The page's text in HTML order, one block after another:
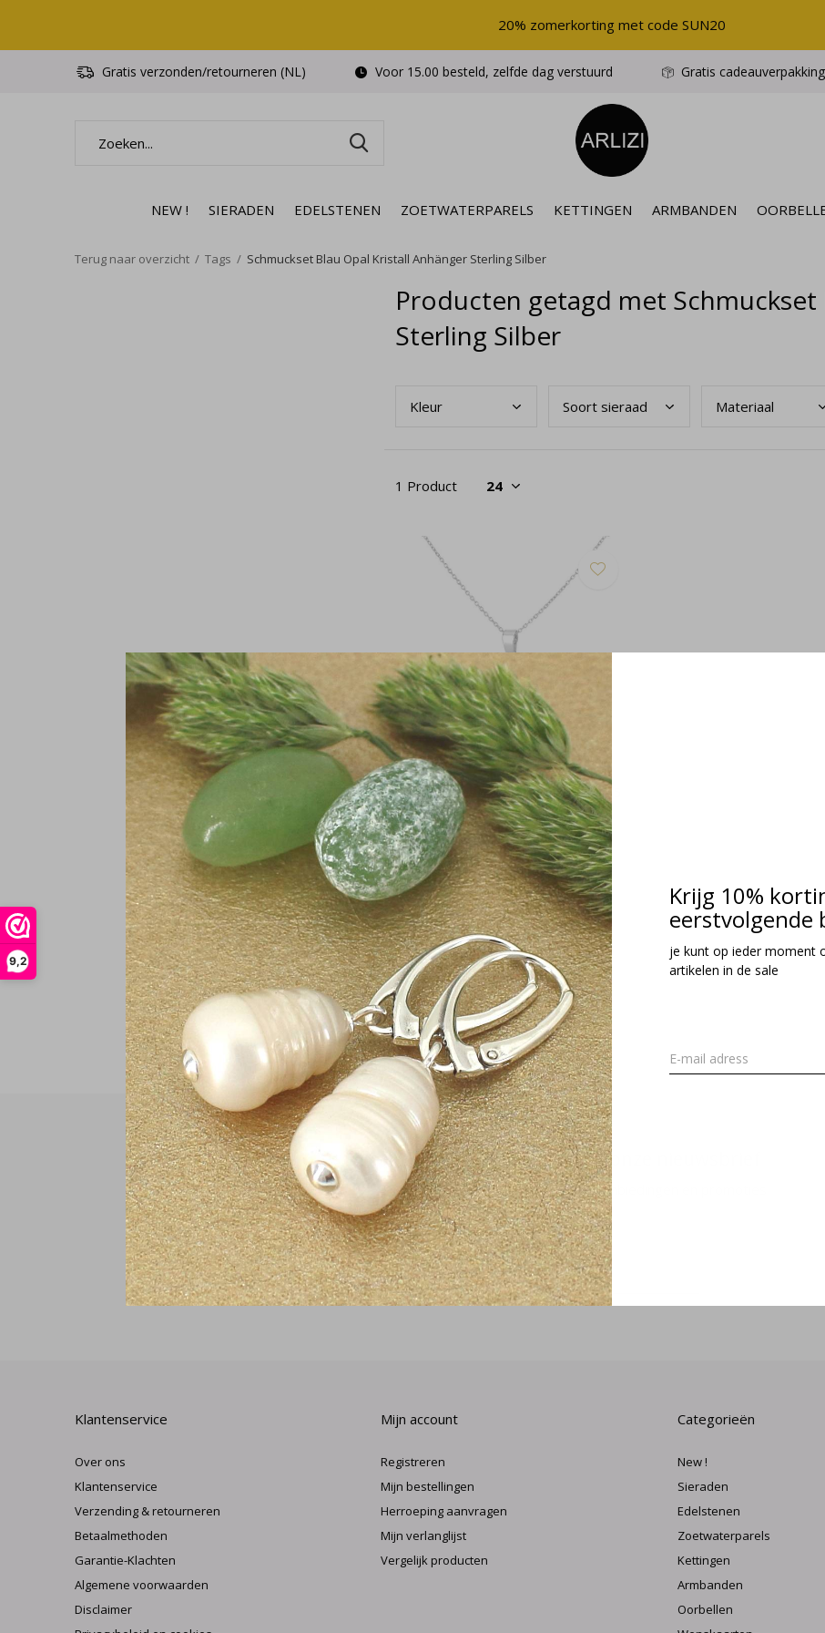
9,2
Krijg 10%
eerstvolgende
je kunt op ieder moment
artikelen in de sale
NEW ! SIERADEN EDELSTENEN ZOETWATERPARELS KETTINGEN ARMBANDEN
Gratis verzonden/retourneren (NL) Voor 15.00 besteld, zelfde dag verstuurd Gratis cadeauverpakking
20% zomerkorting met code SUN20
Terug naar overzicht Tags Schmuckset Blau Opal Kristall Anhänger Sterling Silber
Producten getagd met
Sterling Silber
Kleur Soort sieraad Materiaal
1 Product
Sieraden set blauw opaal kristal 925
zilver - 2474
€49,95
Incl. btw
Seen 1 of the 1
Meld je aan voor onze nieuwsbrief
Ontvang de nieuwste aanbiedingen en promoties
Klantenservice
Over ons
Klantenservice
Verzending & retourneren
Betaalmethoden
Garantie-Klachten
Algemene voorwaarden
Disclaimer
Mijn account
Registreren
Mijn bestellingen
Herroeping aanvragen
Mijn verlanglijst
Vergelijk producten
Categorieën
New !
Sieraden
Edelstenen
Zoetwaterparels
Kettingen
Armbanden
Oorbellen